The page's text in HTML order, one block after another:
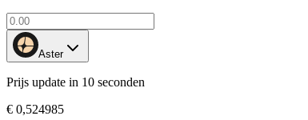
Aster
Prijs update in 10 seconden
€ 0,524985